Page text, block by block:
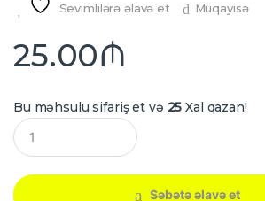
Sevimlilərə əlavə et Müqayisə
25.00₼
Bu məhsulu sifariş et və 25 Xal qazan!
Q
u
t
Səbətə əlavə et